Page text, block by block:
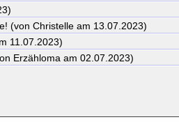
(von Christelle am 13.07.2023)
11.07.2023)
Erzähloma am 02.07.2023)